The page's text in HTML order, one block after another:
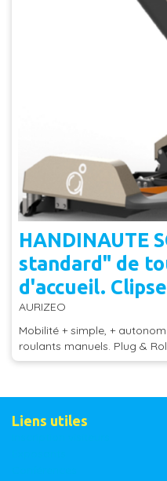
HANDINAUTE
standard" de
d'accueil.
AURIZEO
Mobilité + simple, +
roulants manuels. Plug &
Liens utiles